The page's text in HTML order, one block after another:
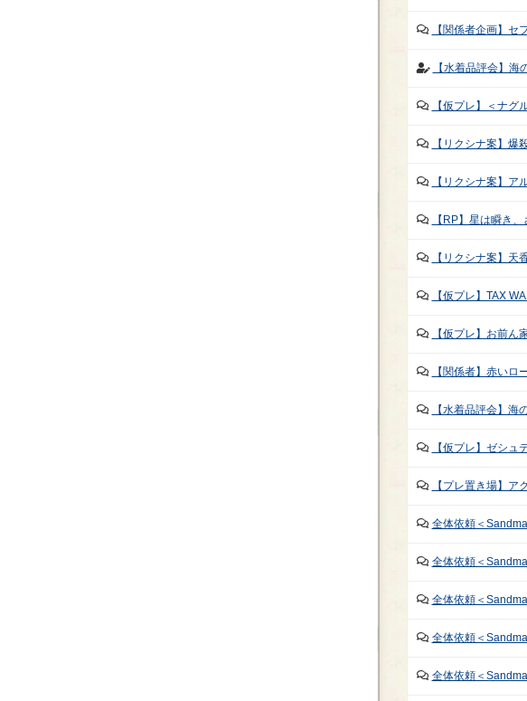
【関係者企画】セ
【水着品評会】海
【仮プレ】＜ナグ
【リクシナ案】爆
【リクシナ案】ア
【RP】星は瞬き
【リクシナ案】天
【仮プレ】TAX
【仮プレ】お前
【関係者】赤いロ
【水着品評会】海
【仮プレ】ゼシュ
【プレ置き場】ア
全体依頼＜
全体依頼＜
全体依頼＜
全体依頼＜
全体依頼＜